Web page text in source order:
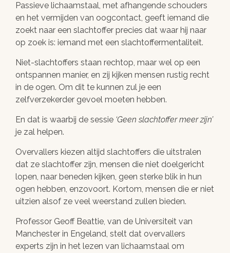
Passieve lichaamstaal, met afhangende schouders
en het vermijden van oogcontact, geeft iemand die
zoekt naar een slachtoffer precies dat waar hij naar
op zoek is: iemand met een slachtoffermentaliteit.
Niet-slachtoffers staan rechtop, maar wel op een
ontspannen manier, en zij kijken mensen rustig recht
in de ogen. Om dit te kunnen zul je een
zelfverzekerder gevoel moeten hebben.
En dat is waarbij de sessie Geen slachtoffer meer zijn
je zal helpen.
Overvallers kiezen altijd slachtoffers die uitstralen
dat ze slachtoffer zijn, mensen die niet doelgericht
lopen, naar beneden kijken, geen sterke blik in hun
ogen hebben, enzovoort. Kortom, mensen die er niet
uitzien alsof ze veel weerstand zullen bieden.
Professor Geoff Beattie, van de Universiteit van
Manchester in Engeland, stelt dat overvallers
experts zijn in het lezen van lichaamstaal om